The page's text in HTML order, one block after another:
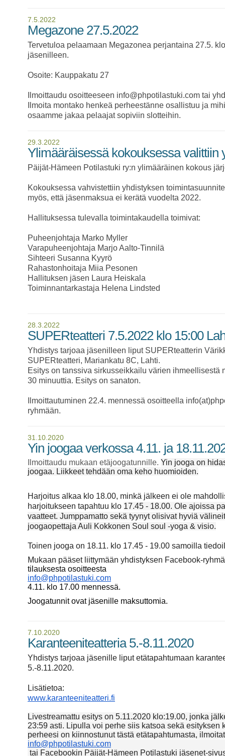
7.5.2022
Megazone 27.5.2022
Tervetuloa pelaamaan Megazonea perjantaina 27.5.
jäsenilleen.
Osoite: Kauppakatu 27
Ilmoittaudu osoitteeseen info@phpotilastuki.com tai
Ilmoita montako henkeä perheestänne osallistuu ja
osaamme jakaa pelaajat sopiviin slotteihin.
29.3.2022
Ylimääräisessä kokouksessa valittiin
Päijät-Hämeen Potilastuki ry:n ylimääräinen kokous
Kokouksessa vahvistettiin yhdistyksen
myös, että jäsenmaksua ei kerätä vuodelta 2022.
Hallituksessa tulevalla toimintakaudella toimivat:
Puheenjohtaja Marko Myller
Varapuheenjohtaja Marjo Aalto-Tinnilä
Sihteeri Susanna Kyyrö
Rahastonhoitaja Miia Pesonen
Hallituksen jäsen Laura Heiskala
Toiminnantarkastaja Helena Lindsted
28.3.2022
SUPERteatteri 7.5.2022 klo 15:00
Yhdistys tarjoaa jäsenilleen liput SUPERteatterin
SUPERteatteri, Mariankatu 8C, Lahti.
Esitys on tanssiva sirkusseikkailu värien
30 minuuttia. Esitys on sanaton.
Ilmoittautuminen 22.4. mennessä osoitteella
ryhmään.
31.10.2020
Yin joogaa verkossa 4.11. ja
Ilmoittaudu mukaan etäjoogatunnille. Yin jooga on
joogaa. Liikkeet tehdään oma keho huomioiden.
Harjoitus alkaa klo 18.00, minkä jälkeen ei ole
harjoitukseen tapahtuu klo 17.45 - 18.00. Ole ajoissa
vaatteet. Jumppamatto sekä tyynyt olisivat hyviä
joogaopettaja Auli Kokkonen Soul soul -yoga & visio.
Toinen jooga on 18.11. klo 17.45 - 19.00 samoilla
Mukaan pääset liittymään yhdistyksen Facebook-
tilauksesta osoitteesta
info@phpotilastuki.com
4.11. klo 17.00 mennessä.
Joogatunnit ovat jäsenille maksuttomia.
7.10.2020
Karanteeniteatteria 5.-8.11.2020
Yhdistys tarjoaa jäsenille liput etätapahtumaan
5.-8.11.2020.
Lisätietoa:
www.karanteeniteatteri.fi
Livestreamattu esitys on 5.11.2020 klo:19.00, jonka
23:59 asti. Lipulla voi perhe siis katsoa sekä esityksen
perheesi on kiinnostunut tästä etätapahtumasta,
info@phpotilastuki.com
tai Facebookin Päijät-Hämeen Potilastuki jäsenet-